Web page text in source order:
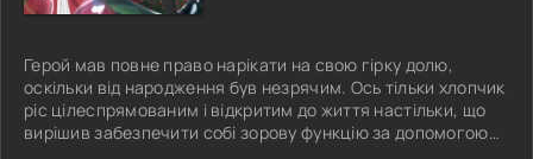
Герой мав повне право нарікати на свою гірку долю,
оскільки від народження був незрячим. Ось тільки хлопчик
ріс цілеспрямованим і відкритим до життя настільки, що
вирішив забезпечити собі зорову функцію за допомогою